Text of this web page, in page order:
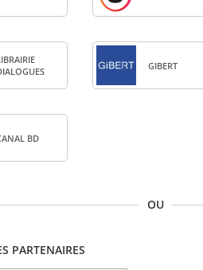
GIBERT
BD
OU
PARTENAIRES